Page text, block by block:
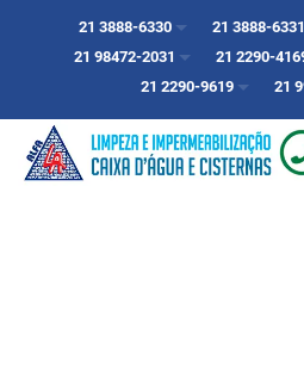
21 3888-6330 21 3888-6331
21 98472-2031
21 2290-
21 2290-9619
21